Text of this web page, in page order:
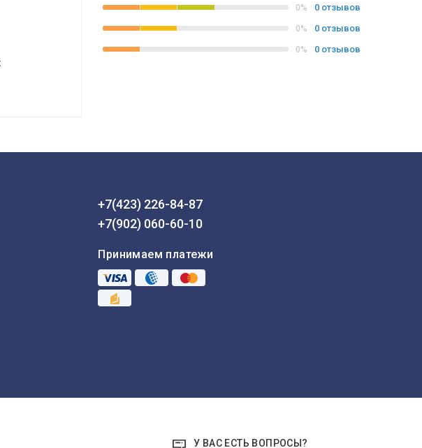
0% 0 отзывов
0% 0 отзывов
0% 0 отзывов
+7(423) 226-84-87
+7(902) 060-60-10
Принимаем платежи
У ВАС ЕСТЬ ВОПРОСЫ?